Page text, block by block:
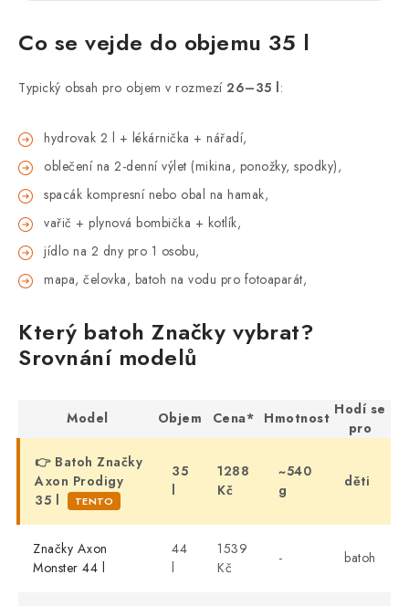
Co se vejde do objemu 35 l
Typický obsah pro objem v rozmezí 26–35 l:
hydrovak 2 l + lékárnička + nářadí,
oblečení na 2-denní výlet (mikina, ponožky, spodky),
spacák kompresní nebo obal na hamak,
vařič + plynová bombička + kotlík,
jídlo na 2 dny pro 1 osobu,
mapa, čelovka, batoh na vodu pro fotoaparát,
Který batoh Značky vybrat?
Srovnání modelů
Model Objem Cena* Hmotnost Hodí se
pro
👉 Batoh Značky
Axon Prodigy
35 l
TENTO
35
l
1288
Kč
~540
g
děti
Značky Axon
Monster 44 l
44
l
1539
Kč
- batoh